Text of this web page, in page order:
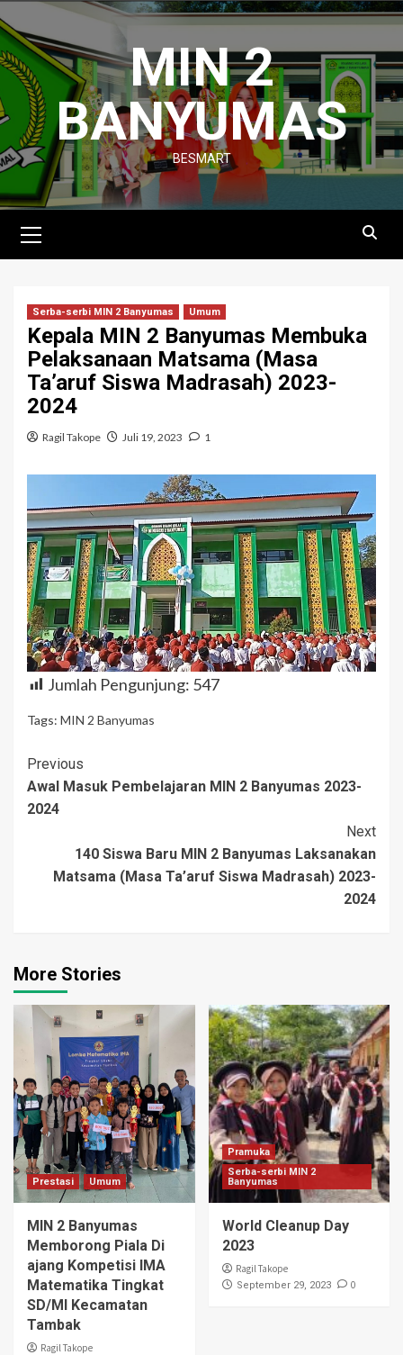
to
content
MIN 2
BANYUMAS
BESMART
Menu
Serba-serbi MIN 2 Banyumas Umum
Kepala MIN 2 Banyumas Membuka
Pelaksanaan Matsama (Masa
Ta’aruf Siswa Madrasah) 2023-
2024
Ragil Takope Juli 19, 2023 1
Jumlah Pengunjung: 547
Tags: MIN 2 Banyumas
Continue
Reading
Previous
Awal Masuk Pembelajaran MIN 2 Banyumas 2023-
2024
Next
140 Siswa Baru MIN 2 Banyumas Laksanakan
Matsama (Masa Ta’aruf Siswa Madrasah) 2023-
2024
More Stories
Prestasi Umum
MIN 2 Banyumas
Memborong Piala Di
ajang Kompetisi IMA
Matematika Tingkat
SD/MI Kecamatan
Tambak
Ragil Takope
Pramuka
Serba-serbi MIN 2
Banyumas
World Cleanup Day
2023
Ragil Takope
September 29, 2023 0